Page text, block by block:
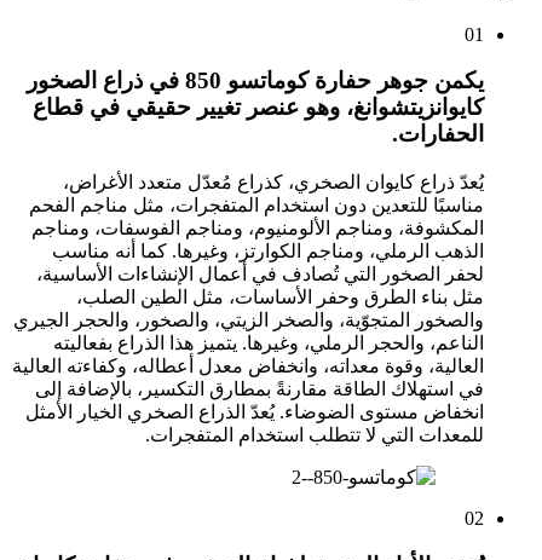
01
يكمن جوهر حفارة كوماتسو 850 في ذراع الصخور
كايوانزيتشوانغ، وهو عنصر تغيير حقيقي في قطاع
الحفارات.
يُعدّ ذراع كايوان الصخري، كذراع مُعدّل متعدد الأغراض،
مناسبًا للتعدين دون استخدام المتفجرات، مثل مناجم الفحم
المكشوفة، ومناجم الألومنيوم، ومناجم الفوسفات، ومناجم
الذهب الرملي، ومناجم الكوارتز، وغيرها. كما أنه مناسب
لحفر الصخور التي تُصادف في أعمال الإنشاءات الأساسية،
مثل بناء الطرق وحفر الأساسات، مثل الطين الصلب،
والصخور المتجوّية، والصخر الزيتي، والصخور، والحجر الجيري
الناعم، والحجر الرملي، وغيرها. يتميز هذا الذراع بفعاليته
العالية، وقوة معداته، وانخفاض معدل أعطاله، وكفاءته العالية
في استهلاك الطاقة مقارنةً بمطارق التكسير، بالإضافة إلى
انخفاض مستوى الضوضاء. يُعدّ الذراع الصخري الخيار الأمثل
للمعدات التي لا تتطلب استخدام المتفجرات.
02